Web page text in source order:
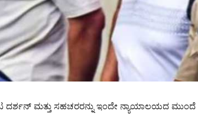
ದರ್ಶನ್ ಮತ್ತು ಸಹಚರರನ್ನು ಇಂದೇ ನ್ಯಾಯಾಲಯದ ಮುಂದೆ